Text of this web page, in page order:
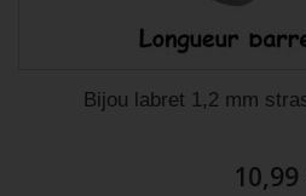
Bijou labret 1,2 mm
10,99